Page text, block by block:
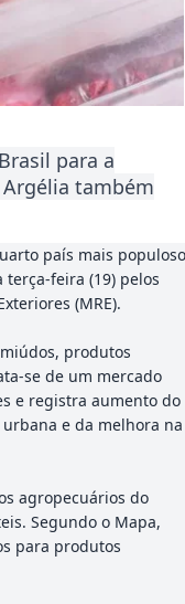
para a
também
país mais
feira (19) pelos
(MRE).
produtos
se de um mercado
e registra aumento do
e da melhora na
agropecuários do
Segundo o Mapa,
para produtos